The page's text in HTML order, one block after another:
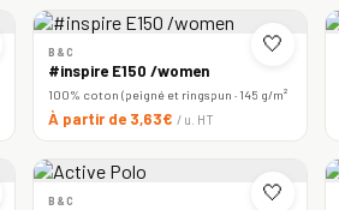
🤍
B&C
#inspire E150 /women
100% coton (peigné et ringspun · 145 g/m²
À partir de 3,63€ / u. HT
🤍
B&C